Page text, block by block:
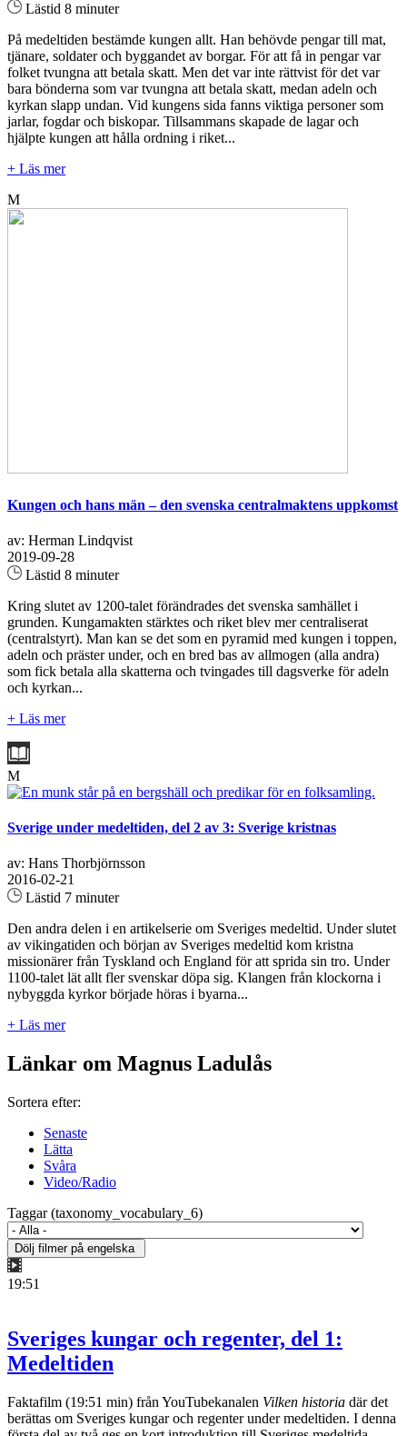
Lästid 8 minuter
På medeltiden bestämde kungen allt. Han behövde pengar till mat,
tjänare, soldater och byggandet av borgar. För att få in pengar var
folket tvungna att betala skatt. Men det var inte rättvist för det var
bara bönderna som var tvungna att betala skatt, medan adeln och
kyrkan slapp undan. Vid kungens sida fanns viktiga personer som
jarlar, fogdar och biskopar. Tillsammans skapade de lagar och
hjälpte kungen att hålla ordning i riket...
+ Läs mer
M
Kungen och hans män – den svenska centralmaktens uppkomst
av: Herman Lindqvist
2019-09-28
Lästid 8 minuter
Kring slutet av 1200-talet förändrades det svenska samhället i
grunden. Kungamakten stärktes och riket blev mer centraliserat
(centralstyrt). Man kan se det som en pyramid med kungen i toppen,
adeln och präster under, och en bred bas av allmogen (alla andra)
som fick betala alla skatterna och tvingades till dagsverke för adeln
och kyrkan...
+ Läs mer
M
Sverige under medeltiden, del 2 av 3: Sverige kristnas
av: Hans Thorbjörnsson
2016-02-21
Lästid 7 minuter
Den andra delen i en artikelserie om Sveriges medeltid. Under slutet
av vikingatiden och början av Sveriges medeltid kom kristna
missionärer från Tyskland och England för att sprida sin tro. Under
1100-talet lät allt fler svenskar döpa sig. Klangen från klockorna i
nybyggda kyrkor började höras i byarna...
+ Läs mer
Länkar om Magnus Ladulås
Sortera efter:
Senaste
Lätta
Svåra
Video/Radio
Taggar (taxonomy_vocabulary_6)
19:51
Sveriges kungar och regenter, del 1:
Medeltiden
Faktafilm (19:51 min) från YouTubekanalen Vilken historia där det
berättas om Sveriges kungar och regenter under medeltiden. I denna